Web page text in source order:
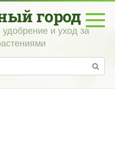
город
и уход за